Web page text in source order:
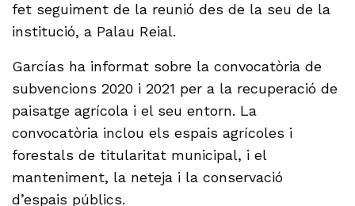
fet seguiment de la reunió des de la seu de la
institució, a Palau Reial.
Garcías ha informat sobre la convocatòria de
subvencions 2020 i 2021 per a la recuperació de
paisatge agrícola i el seu entorn. La
convocatòria inclou els espais agrícoles i
forestals de titularitat municipal, i el
manteniment, la neteja i la conservació
d’espais públics.